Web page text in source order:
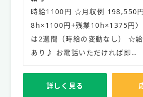
時給1100円 ☆月収例 198,550
8h×1100円+残業10h×1375円
は2週間（時給の変動なし） ☆
あり♪ お電話いただければ即…
詳しく見る